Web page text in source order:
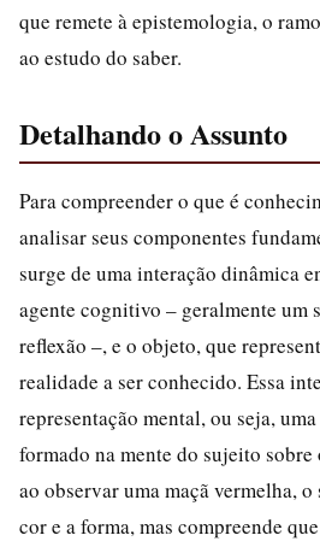
que remete à epistemologia, o
ao estudo do saber.
Detalhando o Assunto
Para compreender o que é
analisar seus componentes
surge de uma interação dinâmica
agente cognitivo – geralmente um
reflexão –, e o objeto, que
realidade a ser conhecido. Essa
representação mental, ou seja,
formado na mente do sujeito
ao observar uma maçã vermelha,
cor e a forma, mas compreende